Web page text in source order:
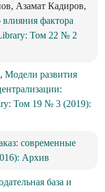
Азамат Кадиров,
фактора
Том 22 № 2
Модели развития
Том 19 № 3 (2019):
современные
Архив
база и